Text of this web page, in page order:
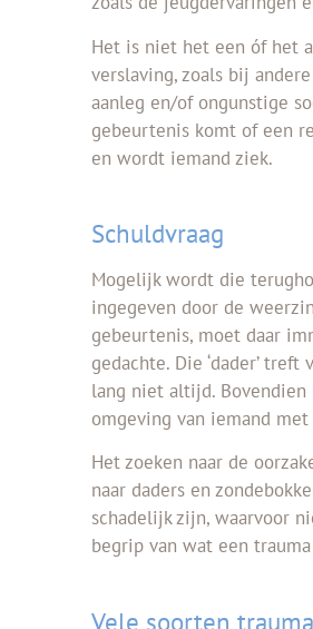
Het is niet het een óf het
verslaving, zoals bij
aanleg en/of ongunstige
gebeurtenis komt of een
en wordt iemand ziek.
Schuldvraag
Mogelijk wordt die
ingegeven door de
gebeurtenis, moet daar
gedachte. Die ‘dader’
lang niet altijd.
omgeving van iemand
Het zoeken naar de
naar daders en
schadelijk zijn, waarvoor
begrip van wat een
Vele soorten